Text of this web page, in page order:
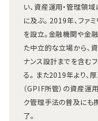
い、資産運用・管理領
に及ぶ。 2019年、ファ
を設立。金融機関や金
た中立的な立場から、
ナンス設計までを含む
る。 また2019年より
（GPIF所管）の資産運
ク管理手法の普及にも
了。